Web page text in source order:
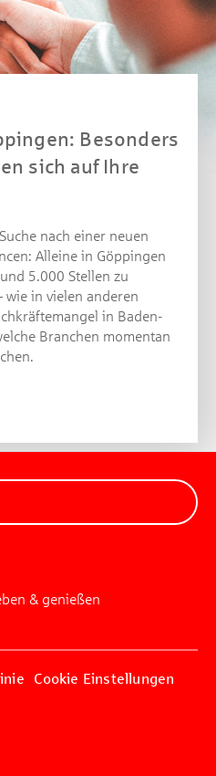
Besonders
sich auf Ihre
nach einer neuen
Alleine in Göppingen
5.000 Stellen zu
wie in vielen anderen
in Baden-
Branchen momentan
& genießen
Cookie Einstellungen
und
Gewinnspiel! Bis 31.
Göppingen im Wert
folgende Frage:
die Kreissparkasse
diesem Jahr?